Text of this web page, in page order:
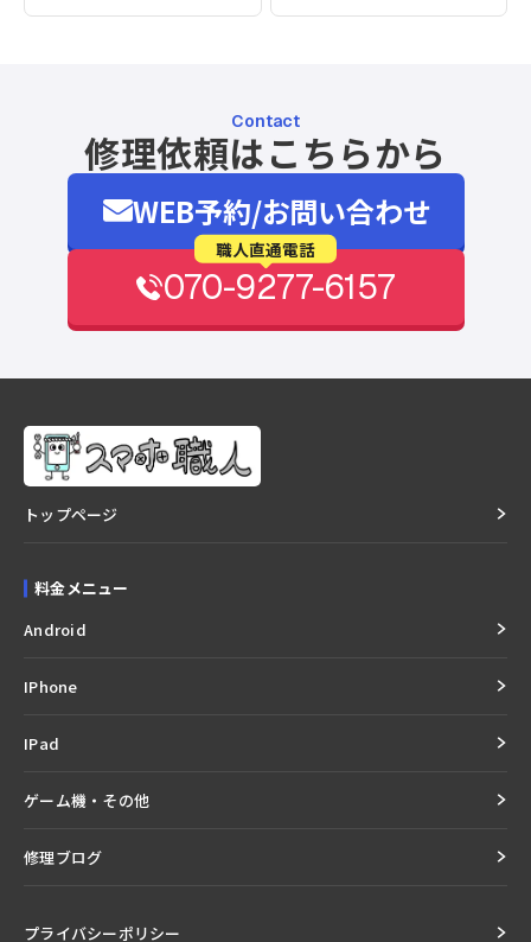
Contact
修理依頼はこちらから
WEB予約/お問い合わせ
職人直通電話
070-9277-6157
トップページ
料金メニュー
Android
IPhone
IPad
ゲーム機・その他
修理ブログ
プライバシーポリシー